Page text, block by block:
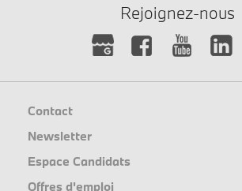
Rejoignez-nous
Contact
Newsletter
Espace Candidats
Offres d'emploi